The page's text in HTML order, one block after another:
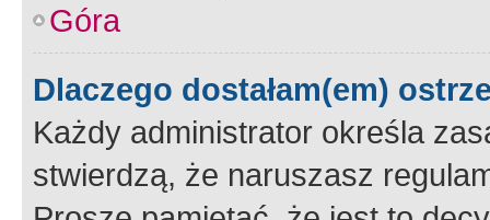
Góra
Dlaczego dostałam(em)
Każdy administrator określa
stwierdzą, że naruszasz